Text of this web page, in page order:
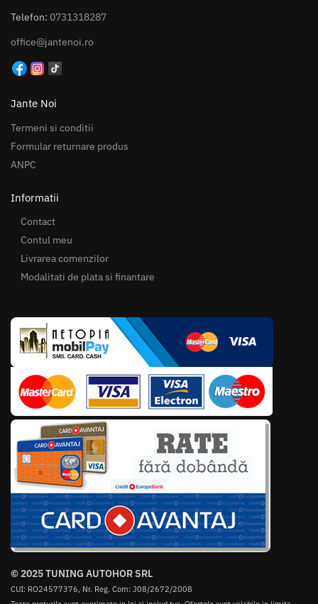
Telefon: 0731318287
office@jantenoi.ro
Jante Noi
Termeni si conditii
Formular returnare produs
ANPC
Informatii
Contact
Contul meu
Livrarea comenzilor
Modalitati de plata si finantare
© 2025 TUNING AUTOHOR SRL
CUI: RO24577376, Nr. Reg. Com: J08/2672/2008